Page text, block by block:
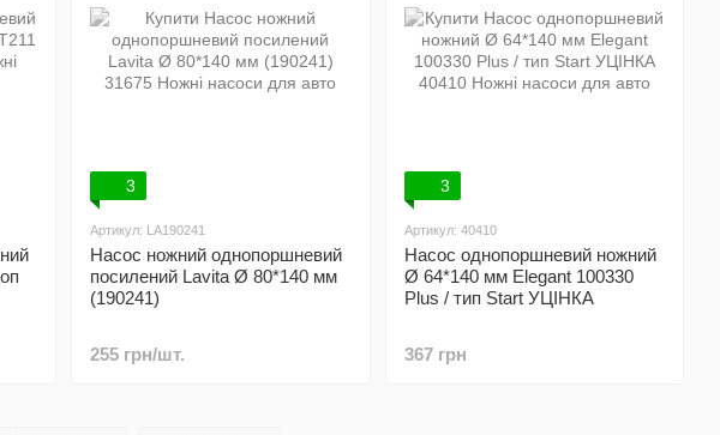
3
Артикул: LA190241
Насос ножний однопоршневий
посилений Lavita Ø 80*140 мм
(190241)
255 грн/шт.
3
Артикул: 40410
Насос однопоршневий ножний
Ø 64*140 мм Elegant 100330
Plus / тип Start УЦІНКА
367 грн